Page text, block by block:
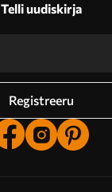
Telli uudiskirja
Registreeru